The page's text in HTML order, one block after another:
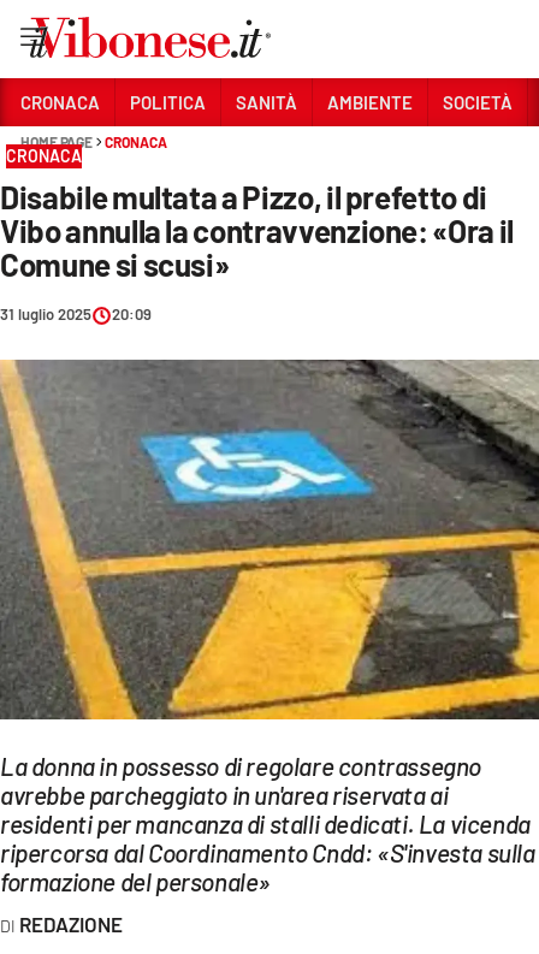
Sezioni
CRONACA
POLITICA
SOCIETÀ
CULTURA
ECONOMIA E LAVORO
EVENTI
SPORT
Streaming
LAC TV
LAC NETWORK
LAC ONAIR
LaC
CRONACA POLITICA SANITÀ AMBIENTE SOCIETÀ
HOME PAGE CRONACA
CRONACA
Disabile multata a Pizzo, il prefetto di
Vibo annulla la contravvenzione: «Ora il
Comune si scusi»
31 luglio 2025 20:09
La donna in possesso di regolare contrassegno
avrebbe parcheggiato in un'area riservata ai
residenti per mancanza di stalli dedicati. La vicenda
ripercorsa dal Coordinamento Cndd: «S'investa sulla
formazione del personale»
REDAZIONE